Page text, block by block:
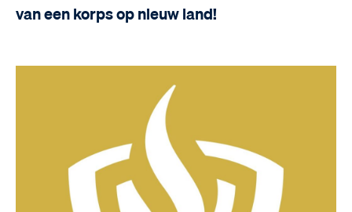
van een korps op nieuw land!